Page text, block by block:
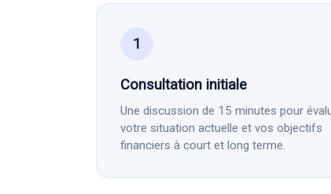
1
Consultation initiale
Une discussion de 15 minutes pour
votre situation actuelle et vos objectifs
financiers à court et long terme.